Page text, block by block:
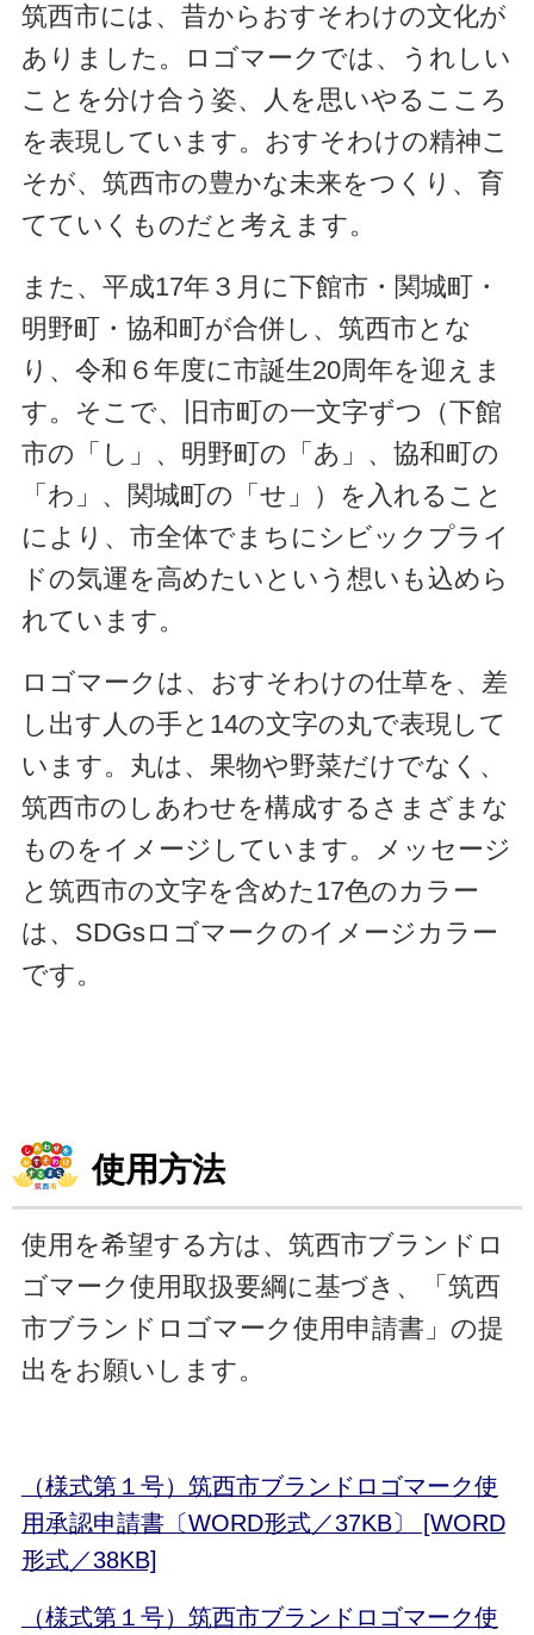
筑西市には、昔からおすそわけの文化が
ありました。ロゴマークでは、うれしい
ことを分け合う姿、人を思いやるこころ
を表現しています。おすそわけの精神こ
そが、筑西市の豊かな未来をつくり、育
てていくものだと考えます。
また、平成17年３月に下館市・関城町・
明野町・協和町が合併し、筑西市とな
り、令和６年度に市誕生20周年を迎えま
す。そこで、旧市町の一文字ずつ（下館
市の「し」、明野町の「あ」、協和町の
「わ」、関城町の「せ」）を入れること
により、市全体でまちにシビックプライ
ドの気運を高めたいという想いも込めら
れています。
ロゴマークは、おすそわけの仕草を、差
し出す人の手と14の文字の丸で表現して
います。丸は、果物や野菜だけでなく、
筑西市のしあわせを構成するさまざまな
ものをイメージしています。メッセージ
と筑西市の文字を含めた17色のカラー
は、SDGsロゴマークのイメージカラー
です。
使用方法
使用を希望する方は、筑西市ブランドロ
ゴマーク使用取扱要綱に基づき、「筑西
市ブランドロゴマーク使用申請書」の提
出をお願いします。
（様式第１号）筑西市ブランドロゴマーク使
用承認申請書〔WORD形式／37KB〕 [WORD
形式／38KB]
（様式第１号）筑西市ブランドロゴマーク使